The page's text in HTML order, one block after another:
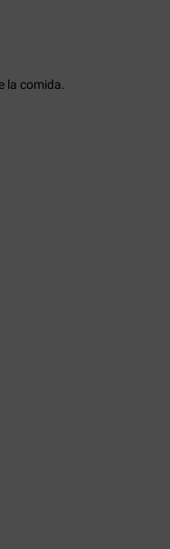
la comida.